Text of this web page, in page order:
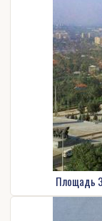
Площадь